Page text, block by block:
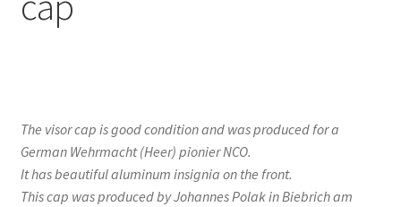
The visor cap is good condition and was produced for a
German Wehrmacht (Heer) pionier NCO.
It has beautiful aluminum insignia on the front.
This cap was produced by Johannes Polak in Biebrich am